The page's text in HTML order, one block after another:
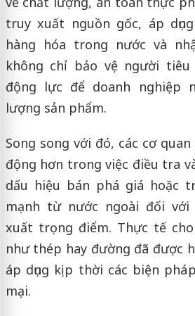
truy xuất nguồn gốc, áp
hàng hóa trong nước và
không chỉ bảo vệ người
động lực để doanh nghiệp
lượng sản phẩm.
Song song với đó, các cơ
động hơn trong việc điều tra
dấu hiệu bán phá giá hoặc
mạnh từ nước ngoài đối với
xuất trọng điểm. Thực tế
như thép hay đường đã được
áp dụng kịp thời các biện
mại.